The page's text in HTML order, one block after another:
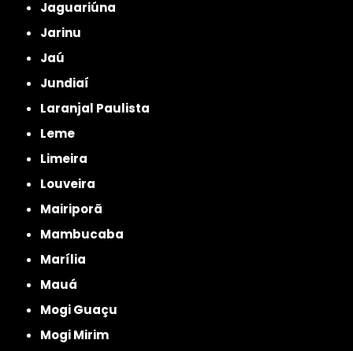
Jaguariúna
Jarinu
Jaú
Jundiaí
Laranjal Paulista
Leme
Limeira
Louveira
Mairiporã
Mambucaba
Marília
Mauá
Mogi Guaçu
Mogi Mirim